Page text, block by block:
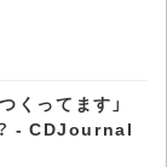
くってます」
- CDJournal